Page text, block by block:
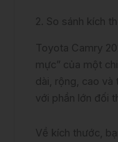
2. So sánh kích
Toyota Camry
mực” của một
dài, rộng, cao
với phần lớn đối
Về kích thước,